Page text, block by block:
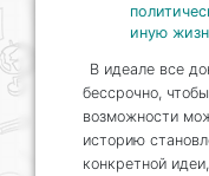
иную
В идеале все
бессрочно,
возможности
историю
конкретной